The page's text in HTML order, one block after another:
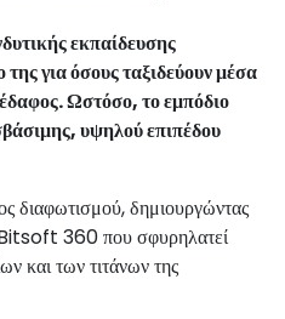
εκπαίδευσης
για όσους ταξιδεύουν μέσα
Ωστόσο, το εμπόδιο
υψηλού επιπέδου
δημιουργώντας
360 που σφυρηλατεί
και των τιτάνων της